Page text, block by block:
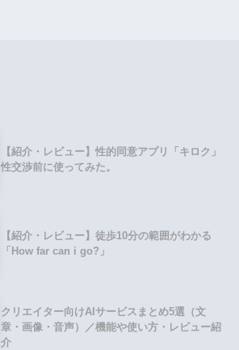
【紹介・レビュー】性的同意アプリ「キロク」
性交渉前に使ってみた。
【紹介・レビュー】徒歩10分の範囲がわかる
「How far can i go?」
クリエイター向けAIサービスまとめ5選（文
章・画像・音声）／機能や使い方・レビュー紹
介